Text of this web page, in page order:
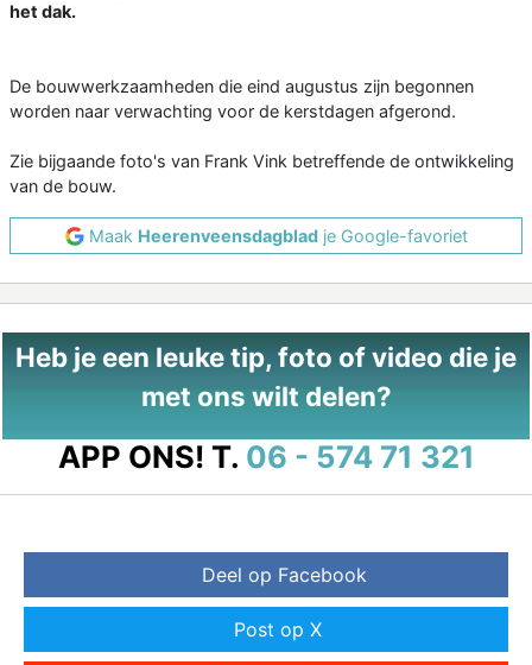
het dak.
De bouwwerkzaamheden die eind augustus zijn begonnen
worden naar verwachting voor de kerstdagen afgerond.
Zie bijgaande foto's van Frank Vink betreffende de ontwikkeling
van de bouw.
Maak Heerenveensdagbladje Google-favoriet
Heb je een leuke tip, foto of video die je
met ons wilt delen?
APP ONS! T. 06 - 574 71 321
Deel op Facebook
Post op X